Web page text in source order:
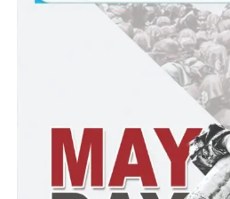
Dalam suratnya DESDM Provinsi
Perusahaan CV MBR, untuk
1. Melakukan penguasaan lahan
MBR melalui proses jual-beli dan
2. Tidak melakukan operasi produksi
kesepakatan dengan warga pemilik
3.Apabila dalam kurun waktu 2
belum ada kesepakatan dan atau